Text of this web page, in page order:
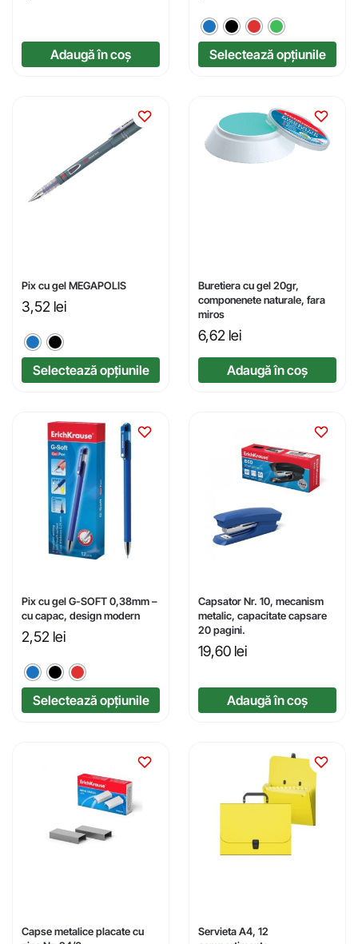
Adaugă în coș Selectează opțiunile
Pix cu gel MEGAPOLIS
3,52 lei
Selectează opțiunile
Buretiera cu gel 20gr,
componenete naturale, fara
miros
6,62 lei
Adaugă în coș
Pix cu gel G-SOFT 0,38mm –
cu capac, design modern
2,52 lei
Selectează opțiunile
Capsator Nr. 10, mecanism
metalic, capacitate capsare
20 pagini.
19,60 lei
Adaugă în coș
Capse metalice placate cu
Servieta A4, 12